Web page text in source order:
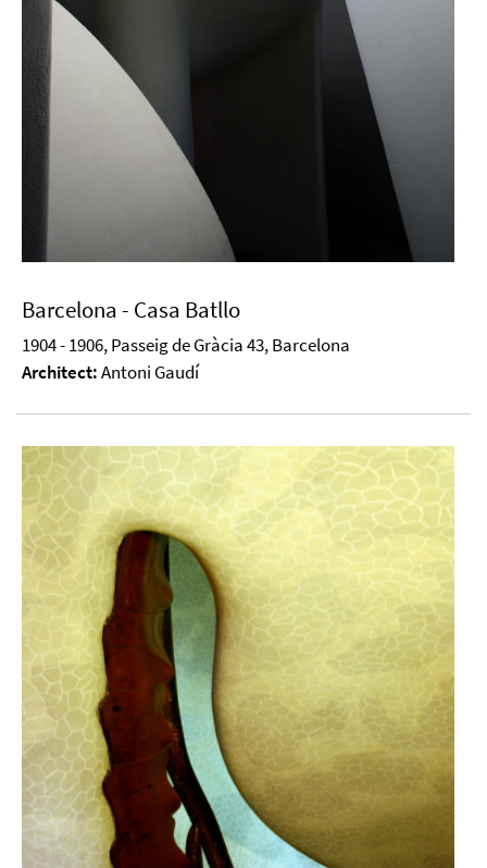
Barcelona - Casa Batllo
1904 - 1906, Passeig de Gràcia 43, Barcelona
Architect:Antoni Gaudí